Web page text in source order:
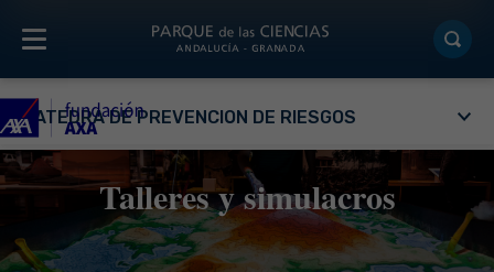
CÁTEDRA DE PREVENCIÓN DE RIESGOS
Talleres y simulacros